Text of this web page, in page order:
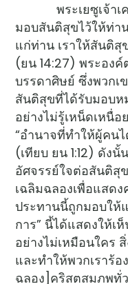
พระเยซูเจ้าเคย
มอบสันติสุขไว้ให้ท่า
แก่ท่าน เราให้สันติสุ
(ยน 14:27) พระองค์
บรรดาศิษย์ ซึ่งพวกเ
สันติสุขที่ได้รับมอบห
อย่างไม่รู้เหน็ดเหนื่อ
“อำนาจที่ทำให้ผู้คน
(เทียบ ยน 1:12) ดัง
อัศจรรย์ใจต่อสันติสุ
เฉลิมฉลองเพื่อแสด
ประทานนี้ถูกมอบให้
การ” นี้ได้แสดงให้เ
อย่างไม่เหมือนใคร
และทำให้พวกเราร้
ฉลอง]คริสตสมภพทั่